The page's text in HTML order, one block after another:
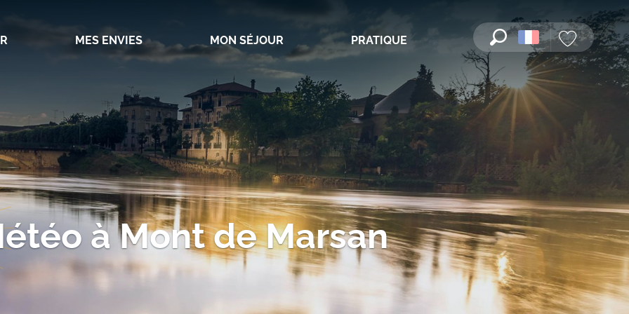
Voir les
Recherche
MES ENVIES MON SÉJOUR PRATIQUE
à Mont de Marsan